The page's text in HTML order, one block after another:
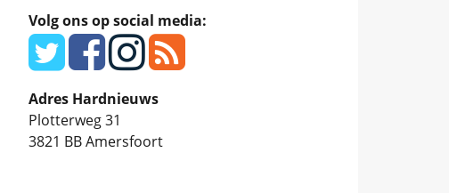
Volg ons op social media:
Adres Hardnieuws
Plotterweg 31
3821 BBAmersfoort